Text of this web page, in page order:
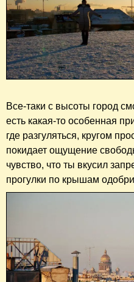
Все-таки с высоты город
есть какая-то особенная
где разгуляться, кругом
покидает ощущение
чувство, что ты вкусил
прогулки по крышам